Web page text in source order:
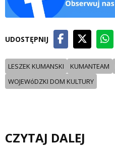
UDOSTĘPNIJ
LESZEK KUMANSKI KUMANTEAM
WOJEWóDZKI DOM KULTURY
CZYTAJ DALEJ